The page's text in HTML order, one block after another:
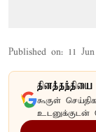
Published on: 11
தினத்தந்தியை
கூகுள்
உடனுக்குடன்